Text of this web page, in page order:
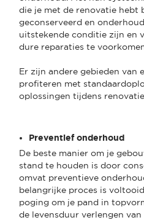
die je met de renovatie hebt
geconserveerd en
uitstekende conditie zijn en
dure reparaties te
Er zijn andere gebieden van
profiteren met
oplossingen tijdens
Preventief onderhoud
De beste manier om je
stand te houden is door
omvat preventieve
belangrijke proces is
poging om je pand in
de levensduur verlengen